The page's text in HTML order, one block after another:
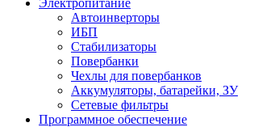
Электропитание
Автоинверторы
ИБП
Стабилизаторы
Повербанки
Чехлы для повербанков
Аккумуляторы, батарейки, ЗУ
Сетевые фильтры
Программное обеспечение